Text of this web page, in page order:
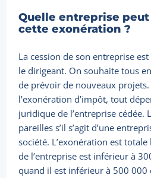
Quelle entreprise
cette exonération ?
La cession de son entreprise
le dirigeant. On souhaite tous
de prévoir de nouveaux
l’exonération d’impôt, tout
juridique de l’entreprise cédée.
pareilles s’il s’agit d’une
société. L’exonération est
de l’entreprise est inférieur à
quand il est inférieur à 500 000